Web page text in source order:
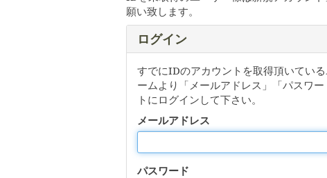
願い致します。
ログイン
すでにIDのアカウントを取得頂いてい
ームより「メールアドレス」「パスワ
トにログインして下さい。
メールアドレス
パスワード